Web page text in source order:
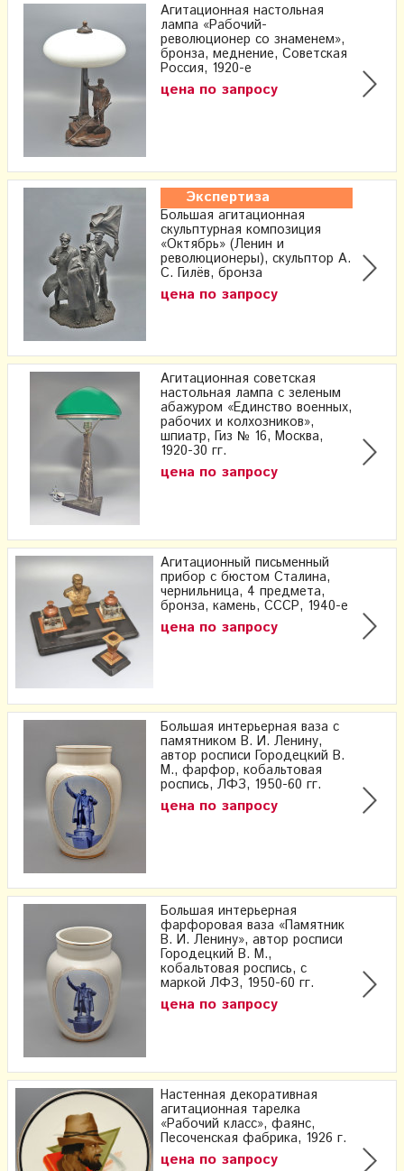
Агитационная настольная
лампа «Рабочий-
революционер со знаменем»,
бронза, меднение, Советская
Россия, 1920-е
цена по запросу
Экспертиза
Большая агитационная
скульптурная композиция
«Октябрь» (Ленин и
революционеры), скульптор А.
С. Гилёв, бронза
цена по запросу
Агитационная советская
настольная лампа с зеленым
абажуром «Единство военных,
рабочих и колхозников»,
шпиатр, Гиз № 16, Москва,
1920-30 гг.
цена по запросу
Агитационный письменный
прибор с бюстом Сталина,
чернильница, 4 предмета,
бронза, камень, СССР, 1940-е
цена по запросу
Большая интерьерная ваза с
памятником В. И. Ленину,
автор росписи Городецкий В.
М., фарфор, кобальтовая
роспись, ЛФЗ, 1950-60 гг.
цена по запросу
Большая интерьерная
фарфоровая ваза «Памятник
В. И. Ленину», автор росписи
Городецкий В. М.,
кобальтовая роспись, с
маркой ЛФЗ, 1950-60 гг.
цена по запросу
Настенная декоративная
агитационная тарелка
«Рабочий класс», фаянс,
Песоченская фабрика, 1926 г.
цена по запросу